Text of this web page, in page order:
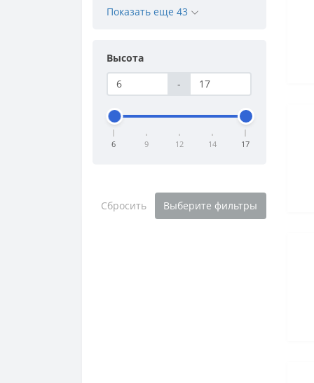
Показать еще 43
Высота
-
6 9 12 14 17
Сбросить Выберите фильтры